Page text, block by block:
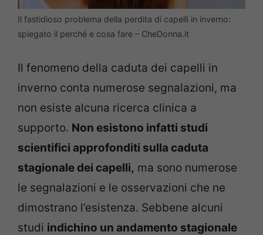
Il fastidioso problema della perdita di capelli in inverno:
spiegato il perché e cosa fare – CheDonna.it
Il fenomeno della caduta dei capelli in
inverno conta numerose segnalazioni, ma
non esiste alcuna ricerca clinica a
supporto. Non esistono infatti studi
scientifici approfonditi sulla caduta
stagionale dei capelli, ma sono numerose
le segnalazioni e le osservazioni che ne
dimostrano l’esistenza. Sebbene alcuni
studi indichino un andamento stagionale